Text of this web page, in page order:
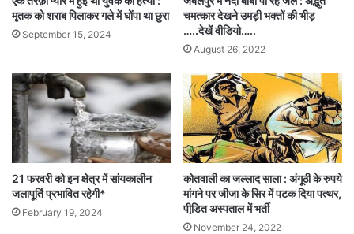
मृतक को शराब पिलाकर गले में घोंपा था छुरा
September 15, 2024
चमत्कार देखने उमड़ी भक्तों की भीड़
…..देखें वीडियो…..
August 26, 2022
21 फरवरी को इन क्षेत्र में सांयकालीन
जलापूर्ति प्रभावित रहेगी*
February 19, 2024
कोतवाली का जल्लाद साला : अंगूठी के रुपये
मांगने पर जीजा के सिर में पटक दिया पत्थर,
पीडि़त अस्पताल में भर्ती
November 24, 2022